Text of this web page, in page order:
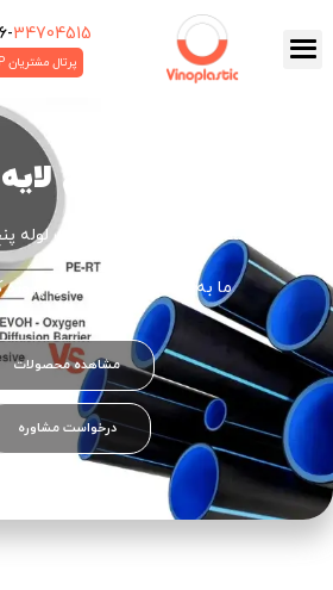
34704515
پرتال مشتریان VIP
تفاوت لوله پنج
صفحه اصلی تفاوت لوله
ما به شما در بهبود عملکرد
مشاهده محصولات
درخواست مشاوره